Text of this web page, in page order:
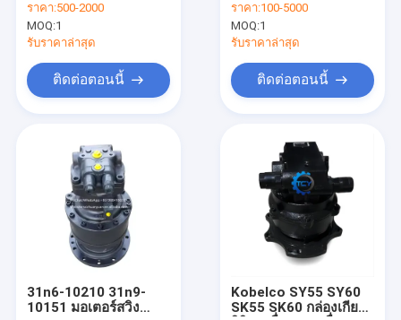
ผลิตภัณฑ์
วิดีโอ
เกี่ยวกับเรา
Msg27p-23e B0250-
27116
ราคา:500-2000
MOQ:1
รับราคาล่าสุด
ติดต่อตอนนี้
เครื่องสวิง DX480
DX500 DX500-9C
DX520
ราคา:100-5000
MOQ:1
รับราคาล่าสุด
ติดต่อตอนนี้
31n6-10210 31n9-
10151 มอเตอร์สวิง
Kobelco SY55 SY60
SK55 SK60 กล่องเกียร์ส